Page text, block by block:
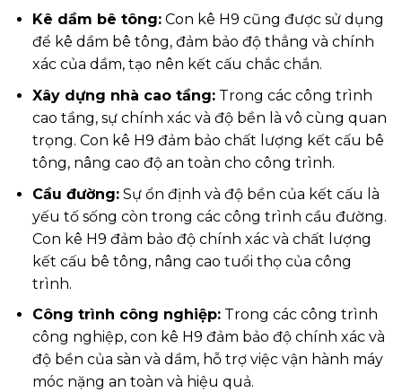
Kê dầm bê tông:Con kê H9 cũng được sử dụng
để kê dầm bê tông, đảm bảo độ thẳng và chính
xác của dầm, tạo nên kết cấu chắc chắn.
Xây dựng nhà cao tầng:Trong các công trình
cao tầng, sự chính xác và độ bền là vô cùng quan
trọng. Con kê H9 đảm bảo chất lượng kết cấu bê
tông, nâng cao độ an toàn cho công trình.
Cầu đường:Sự ổn định và độ bền của kết cấu là
yếu tố sống còn trong các công trình cầu đường.
Con kê H9 đảm bảo độ chính xác và chất lượng
kết cấu bê tông, nâng cao tuổi thọ của công
trình.
Công trình công nghiệp:Trong các công trình
công nghiệp, con kê H9 đảm bảo độ chính xác và
độ bền của sàn và dầm, hỗ trợ việc vận hành máy
móc nặng an toàn và hiệu quả.